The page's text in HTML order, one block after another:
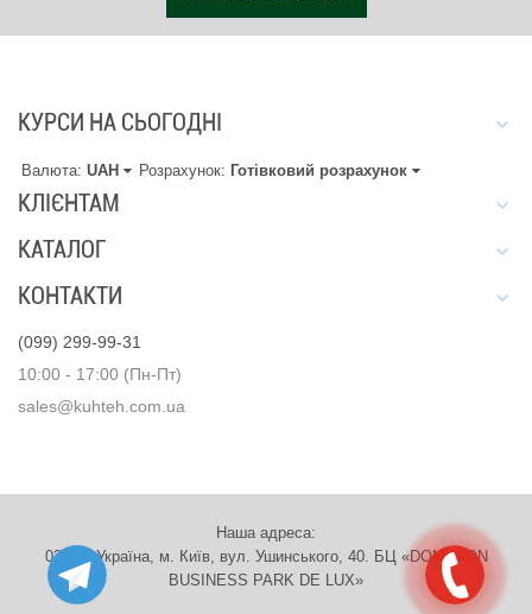
КУРСИ НА СЬОГОДНІ
Валюта: UAH Розрахунок: Готівковий розрахунок
КЛІЄНТАМ
КАТАЛОГ
КОНТАКТИ
(099) 299-99-31
10:00 - 17:00 (Пн-Пт)
sales@kuhteh.com.ua
Наша адреса:
03151, Україна, м. Київ, вул. Ушинського, 40. БЦ «DOMINION
BUSINESS PARK DE LUX»